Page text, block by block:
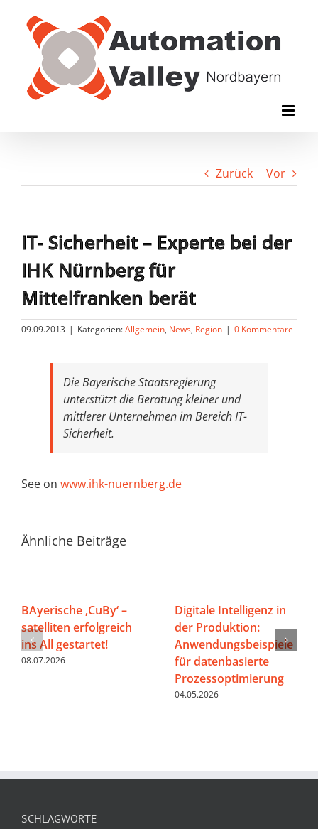
Inhalt
springen
Zurück Vor
IT- Sicherheit – Experte bei der
IHK Nürnberg für
Mittelfranken berät
09.09.2013 | Kategorien:Allgemein, News, Region | 0 Kommentare
Die Bayerische Staatsregierung
unterstützt die Beratung kleiner und
mittlerer Unternehmen im Bereich IT-
Sicherheit.
See on www.ihk-nuernberg.de
Ähnliche Beiträge
BAyerische ‚CuBy‘ –
satelliten erfolgreich
ins All gestartet!
08.07.2026
Digitale Intelligenz in
der Produktion:
Anwendungsbeispiele
für datenbasierte
Prozessoptimierung
04.05.2026
SCHLAGWORTE